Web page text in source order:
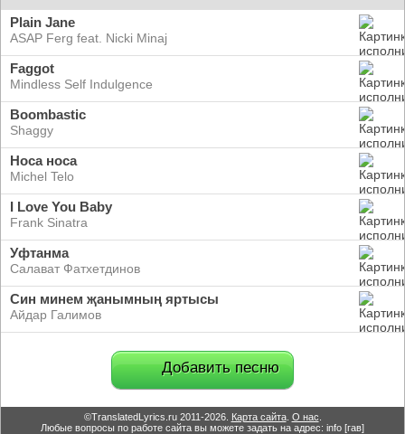
Plain Jane
ASAP Ferg feat. Nicki Minaj
Faggot
Mindless Self Indulgence
Boombastic
Shaggy
Носа носа
Michel Telo
I Love You Baby
Frank Sinatra
Уфтанма
Салават Фатхетдинов
Син минем җанымның яртысы
Айдар Галимов
Добавить песню
©TranslatedLyrics.ru 2011-2026. Карта сайта. О нас
Любые вопросы по работе сайта вы можете задать на адрес: info [гав]